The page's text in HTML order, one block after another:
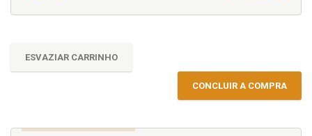
ESVAZIAR CARRINHO
CONCLUIR A COMPRA